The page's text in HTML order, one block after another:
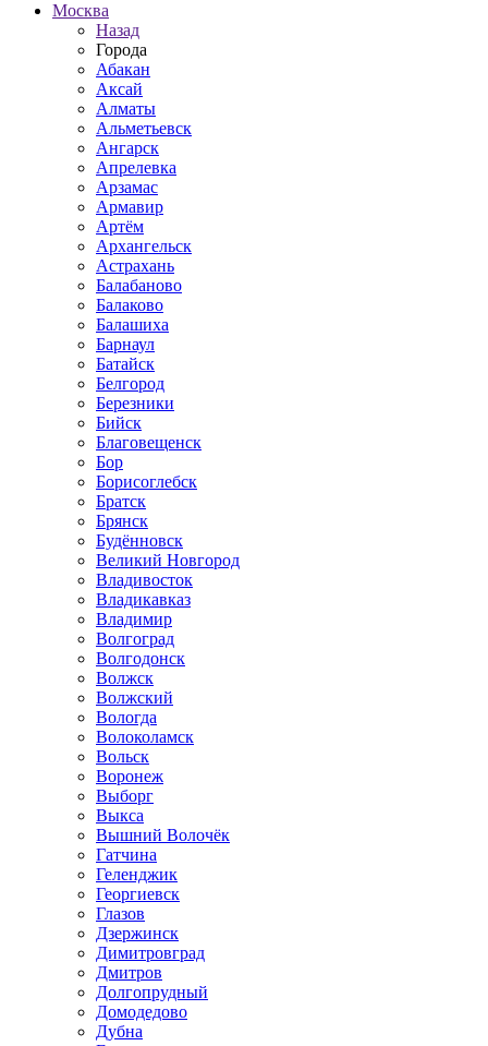
Москва
Назад
Города
Абакан
Аксай
Алматы
Альметьевск
Ангарск
Апрелевка
Арзамас
Армавир
Артём
Архангельск
Астрахань
Балабаново
Балаково
Балашиха
Барнаул
Батайск
Белгород
Березники
Бийск
Благовещенск
Бор
Борисоглебск
Братск
Брянск
Будённовск
Великий Новгород
Владивосток
Владикавказ
Владимир
Волгоград
Волгодонск
Волжск
Волжский
Вологда
Волоколамск
Вольск
Воронеж
Выборг
Выкса
Вышний Волочёк
Гатчина
Геленджик
Георгиевск
Глазов
Дзержинск
Димитровград
Дмитров
Долгопрудный
Домодедово
Дубна